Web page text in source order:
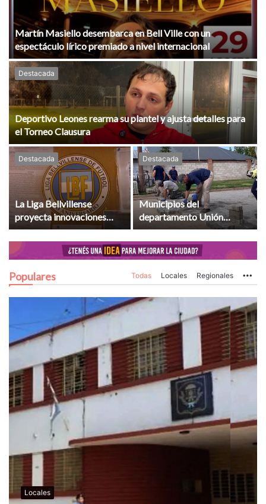
Martín Masiello desembarca en Bell Ville con un
espectáculo lírico premiado a nivel internacional
Destacada
Deportivo Leones rearma su plantel y ajusta detalles para
el Torneo Clausura
Destacada
La Liga Bellvillense
proyecta innovaciones
institucionales tras un
torneo con saldo positivo
Destacada
Municipios del
departamento Unión
recibieron aportes
provinciales para
infraestructura y servicios
Populares Todas Locales Regionales
Locales